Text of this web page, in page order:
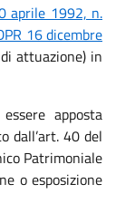
aprile 1992, n.
16 dicembre
attuazione) in
apposta
dall’art. 40 del
Patrimoniale
o esposizione